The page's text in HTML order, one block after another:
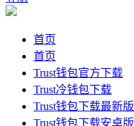
首页
首页
Trust钱包官方下载
Trust冷钱包下载
Trust钱包下载最新版
Trust钱包下载安卓版